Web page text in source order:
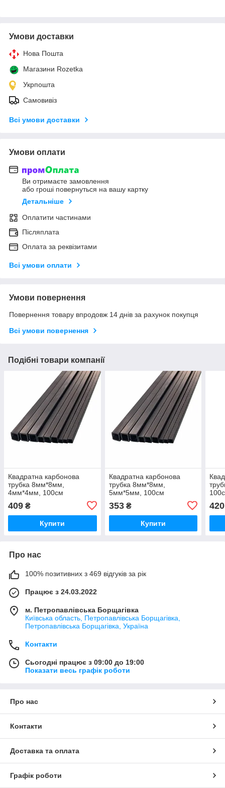
Умови доставки
Нова Пошта
Магазини Rozetka
Укрпошта
Самовивіз
Всі умови доставки
Умови оплати
Ви отримаєте замовлення
або гроші повернуться на вашу картку
Детальніше
Оплатити частинами
Післяплата
Оплата за реквізитами
Всі умови оплати
Умови повернення
Повернення товару впродовж 14 днів за рахунок покупця
Всі умови повернення
Подібні товари компанії
Квадратна карбонова
трубка 8мм*8мм,
4мм*4мм, 100см
409 ₴
Купити
Квадратна карбонова
трубка 8мм*8мм,
5мм*5мм, 100см
353₴
Купити
420
Про нас
100% позитивних з 469 відгуків за рік
Працює з 24.03.2022
м. Петропавлівська Борщагівка
Київська область, Петропавлівська Борщагівка,
Петропавлівська Борщагівка, Україна
Контакти
Сьогодні працює з 09:00 до 19:00
Показати весь графік роботи
Про нас
Контакти
Доставка та оплата
Графік роботи